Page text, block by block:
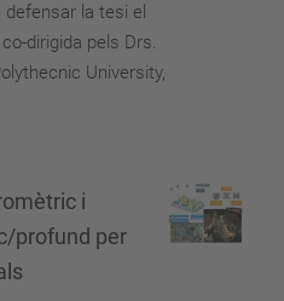
la tesi el
dirigida pels Drs.
University,
i
profund per